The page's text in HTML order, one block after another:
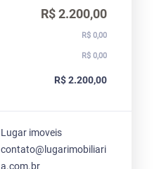
R$ 2.200,00
R$ 0,00
R$ 0,00
R$ 2.200,00
Lugar imoveis
contato@lugarimobiliari
a.com.br